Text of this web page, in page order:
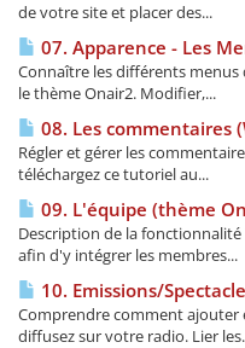
de votre site et placer des...
07. Apparence - Les
Connaître les différents menus
le thème Onair2. Modifier,...
08. Les commentaires
Régler et gérer les
téléchargez ce tutoriel au...
09. L'équipe (thème
Description de la
afin d'y intégrer les membres...
10. Emissions/
Comprendre comment
diffusez sur votre radio. Lier